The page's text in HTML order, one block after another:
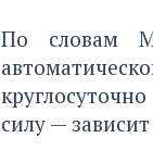
По словам
силу —